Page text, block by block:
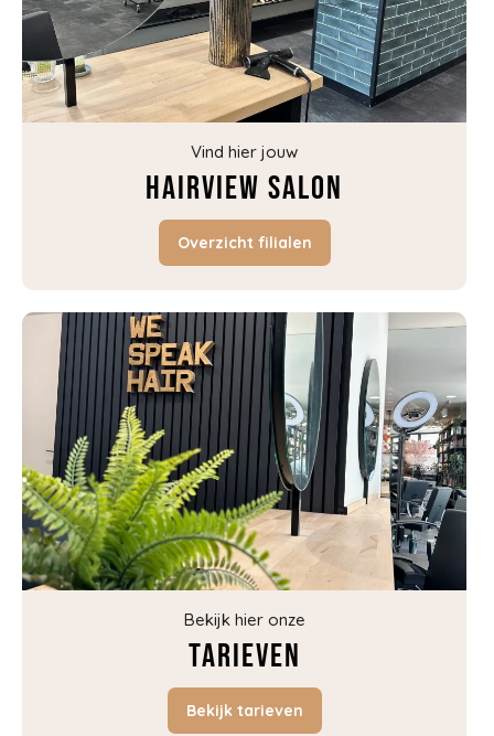
Vind hier jouw
Hairview salon
Overzicht filialen
Bekijk hier onze
Tarieven
Bekijk tarieven